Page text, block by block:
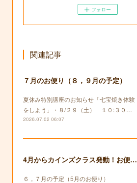
フォロー
関連記事
７月のお便り（８，９月の予定）
夏休み特別講座のお知らせ「七宝焼き体験
をしよう」・８/２９（土） １０:３０…
2026.07.02 06:07
4月からカインズクラス発動！お便りも復活します！
６，７月の予定（5月のお便り）